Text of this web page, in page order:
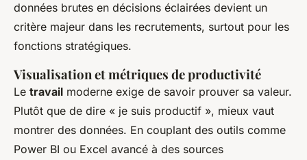
données brutes en décisions éclairées devient un
critère majeur dans les recrutements, surtout pour les
fonctions stratégiques.
Visualisation et métriques de productivité
Le travail moderne exige de savoir prouver sa valeur.
Plutôt que de dire « je suis productif », mieux vaut
montrer des données. En couplant des outils comme
Power BI ou Excel avancé à des sources